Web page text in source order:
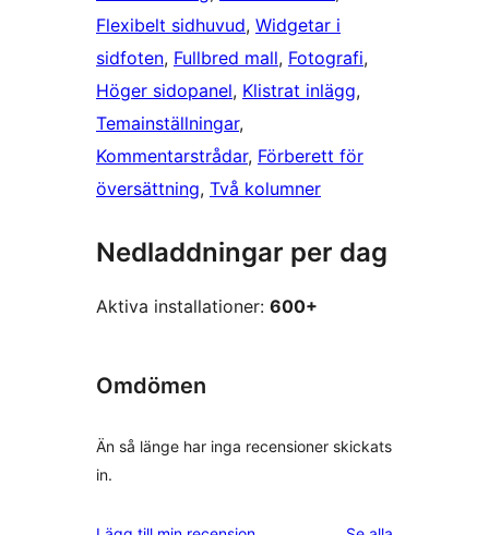
Flexibelt sidhuvud, Widgetar i
sidfoten, Fullbred mall, Fotografi
Höger sidopanel, Klistrat inlägg
Temainställningar
Kommentarstrådar, Förberett för
översättning, Två kolumner
Nedladdningar per dag
Aktiva installationer: 600+
Omdömen
Än så länge har inga recensioner skickats
in.